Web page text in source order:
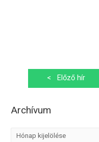
Bejegyzés
navigáció
< Előző hír
Archívum